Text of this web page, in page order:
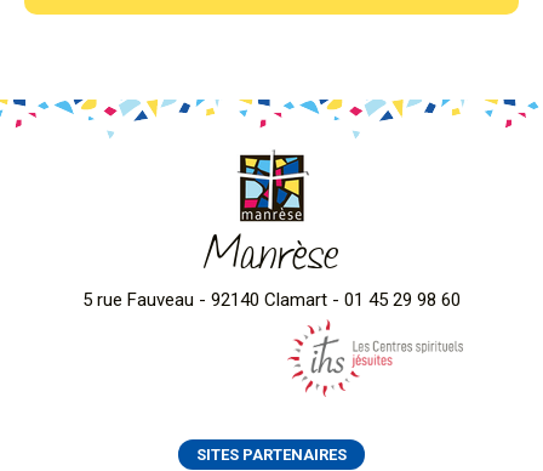
Manrèse
5 rue Fauveau - 92140 Clamart - 01 45 29 98 60
SITES PARTENAIRES